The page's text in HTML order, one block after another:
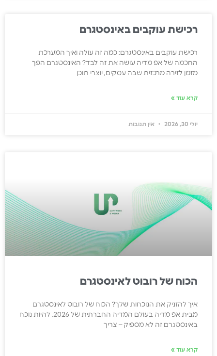
רכישת עוקבים באינסטגרם
רכישת עוקבים באינסטגרם: כמה זה עולה ואיך המערכת
החכמה של אפ מדיה עושה את זה לבד? האינסטגרם הפך
מזמן לזירה מרכזית שבה עסקים, יוצרי תוכן
קרא עוד »
יולי 30, 2026 אין תגובות
הכוח של רובוט לאינסטגרם
איך להזניק את הנוכחות שלך? הכוח של רובוט לאינסטגרם
מבית אפ מדיה בעולם המדיה החברתית של 2026, להיות נוכח
באינסטגרם זה לא מספיק – צריך
קרא עוד »